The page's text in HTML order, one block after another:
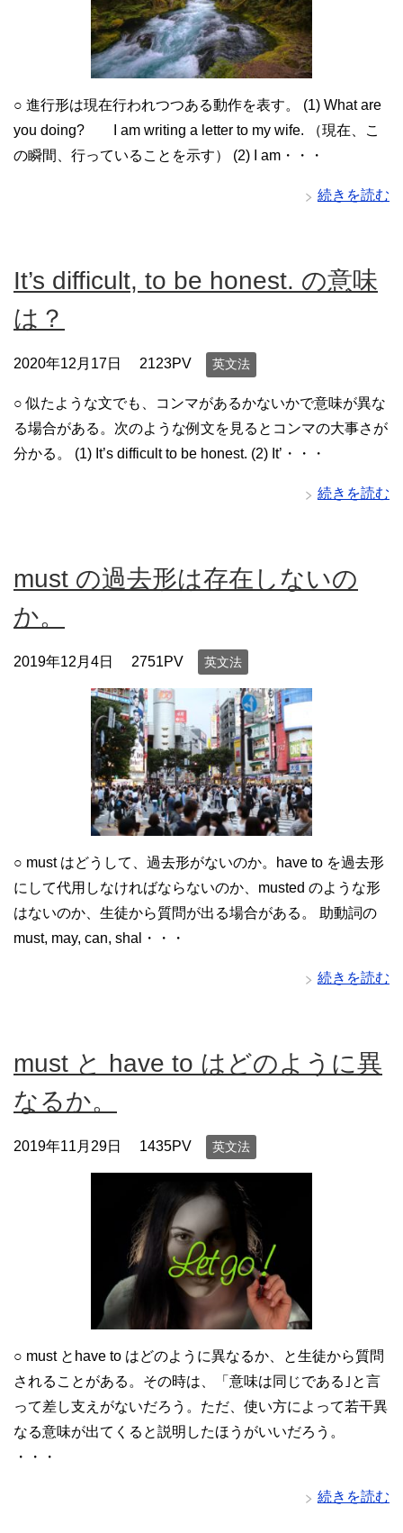
○ 進行形は現在行われつつある動作を表す。 (1) What are
you doing? I am writing a letter to my wife. （現在、こ
の瞬間、行っていることを示す） (2) I am・・・
続きを読む
It’s difficult, to be honest. の意味
は？
2020年12月17日 2123PV 英文法
○ 似たような文でも、コンマがあるかないかで意味が異な
る場合がある。次のような例文を見るとコンマの大事さが
分かる。 (1) It’s difficult to be honest. (2) It’・・・
続きを読む
must の過去形は存在しないの
か。
2019年12月4日 2751PV 英文法
○ must はどうして、過去形がないのか。have to を過去形
にして代用しなければならないのか、musted のような形
はないのか、生徒から質問が出る場合がある。 助動詞の
must, may, can, shal・・・
続きを読む
must と have to はどのように異
なるか。
2019年11月29日 1435PV 英文法
○ must とhave to はどのように異なるか、と生徒から質問
されることがある。その時は、「意味は同じである｣と言
って差し支えがないだろう。ただ、使い方によって若干異
なる意味が出てくると説明したほうがいいだろう。
・・・
続きを読む